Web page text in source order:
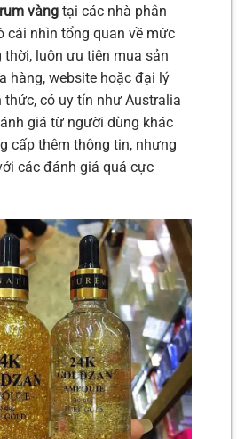
vàng tại các nhà phân
cái nhìn tổng quan về mức
luôn ưu tiên mua sản
hàng, website hoặc đại lý
thức, có uy tín như Australia
giá từ người dùng khác
cấp thêm thông tin, nhưng
các đánh giá quá cực